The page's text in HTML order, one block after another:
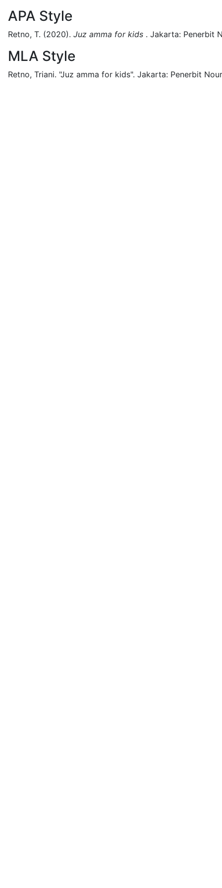
APA Style
Retno, T. (2020). Juz amma for kids . Jakarta: Penerbit
MLA Style
Retno, Triani. "Juz amma for kids". Jakarta: Penerbit